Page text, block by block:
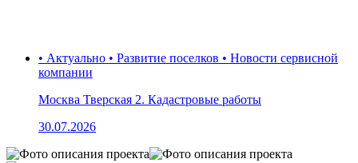
• Актуально • Развитие поселков • Новости сервисной
компании
Москва Тверская 2. Кадастровые работы
30.07.2026